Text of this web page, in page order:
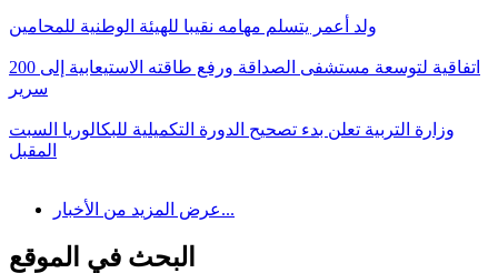
ولد أعمر يتسلم مهامه نقيبا للهيئة الوطنية للمحامين
اتفاقية لتوسعة مستشفى الصداقة ورفع طاقته الاستيعابية إلى 200
سرير
وزارة التربية تعلن بدء تصحيح الدورة التكميلية للبكالوريا السبت
المقبل
عرض المزيد من الأخبار...
البحث في الموقع